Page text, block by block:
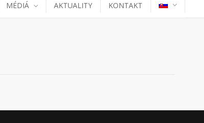
MÉDIÁ AKTUALITY KONTAKT